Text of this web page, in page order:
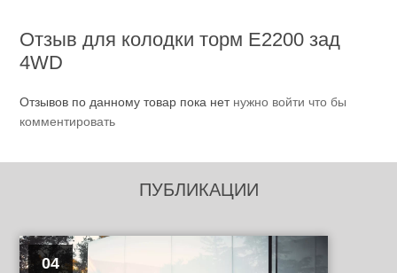
Отзыв для колодки торм Е2200 зад
4WD
Отзывов по данному товар пока нет нужно войти что бы
комментировать
ПУБЛИКАЦИИ
04